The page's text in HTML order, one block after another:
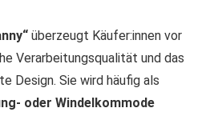
überzeugt Käufer:innen vor
Verarbeitungsqualität und das
Design. Sie wird häufig als
oder Windelkommode